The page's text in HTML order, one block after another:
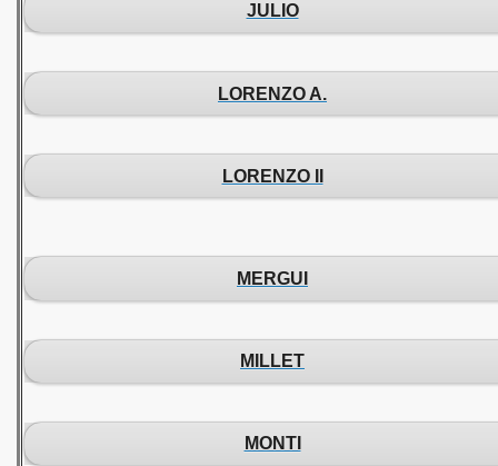
JULIO
LORENZO A.
LORENZO II
MERGUI
MILLET
MONTI